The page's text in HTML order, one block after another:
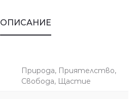
ОПИСАНИЕ
Природа, Приятелство,
Свобода, Щастие